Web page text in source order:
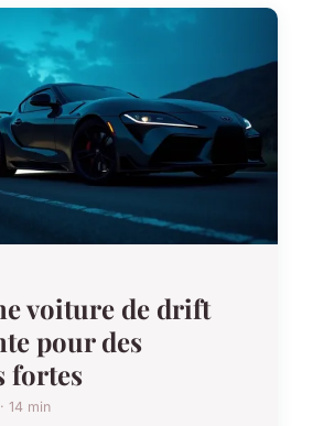
voiture de drift
pour des
fortes
14 min